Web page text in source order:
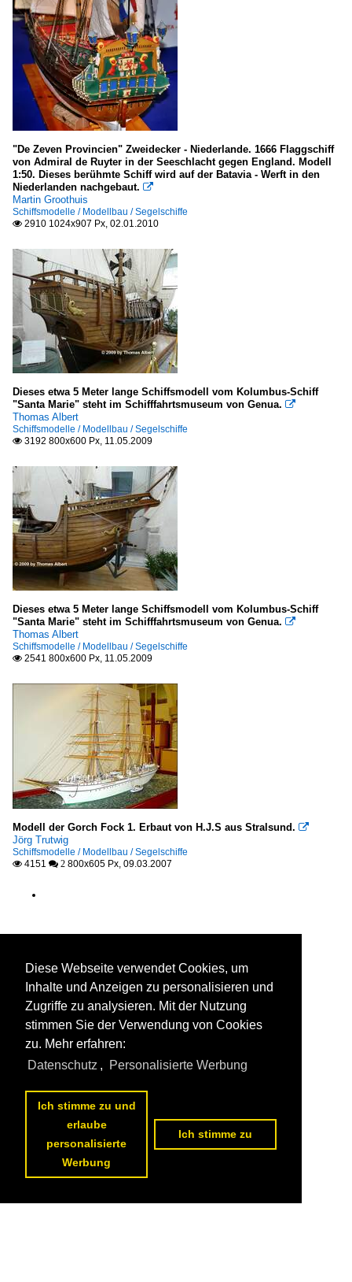
"De Zeven Provincien" Zweidecker - Niederlande. 1666 Flaggschiff
von Admiral de Ruyter in der Seeschlacht gegen England. Modell
1:50. Dieses berühmte Schiff wird auf der Batavia - Werft in den
Niederlanden nachgebaut. 
Martin Groothuis
Schiffsmodelle / Modellbau / Segelschiffe
 2910 1024x907 Px, 02.01.2010
Dieses etwa 5 Meter lange Schiffsmodell vom Kolumbus-Schiff
"Santa Marie" steht im Schifffahrtsmuseum von Genua. 
Thomas Albert
Schiffsmodelle / Modellbau / Segelschiffe
 3192 800x600 Px, 11.05.2009
Dieses etwa 5 Meter lange Schiffsmodell vom Kolumbus-Schiff
"Santa Marie" steht im Schifffahrtsmuseum von Genua. 
Thomas Albert
Schiffsmodelle / Modellbau / Segelschiffe
 2541 800x600 Px, 11.05.2009
Modell der Gorch Fock 1. Erbaut von H.J.S aus Stralsund. 
Jörg Trutwig
Schiffsmodelle / Modellbau / Segelschiffe
 4151  2 800x605 Px, 09.03.2007
Diese Webseite verwendet Cookies, um
Inhalte und Anzeigen zu personalisieren und
Zugriffe zu analysieren. Mit der Nutzung
stimmen Sie der Verwendung von Cookies
zu. Mehr erfahren:
Datenschutz , Personalisierte Werbung
Ich stimme zu und
erlaube
personalisierte
Werbung
Ich stimme zu